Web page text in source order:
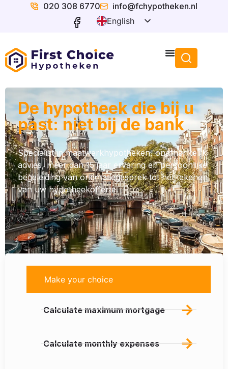
020 308 6770
info@fchypotheken.nl
English
De hypotheek die bij u
past: niet bij de bank
Specialist in maatwerkhypotheken, onafhankelijk
advies, meer dan 15 jaar ervaring en persoonlijke
begeleiding van oriëntatiegesprek tot het tekenen
van uw hypotheekofferte.
Make your choice
Calculate maximum mortgage
Calculate monthly expenses